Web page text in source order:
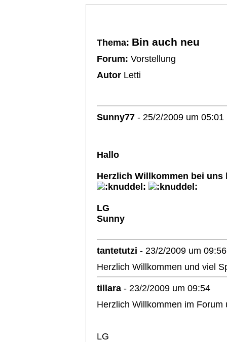
Thema: Bin auch neu
Forum: Vorstellung
Autor Letti
Sunny77 - 25/2/2009 um 05:01
Hallo
Herzlich Willkommen bei
LG
Sunny
tantetutzi - 23/2/2009 um 09:56
Herzlich Willkommen und viel
tillara - 23/2/2009 um 09:54
Herzlich Willkommen im Forum
LG